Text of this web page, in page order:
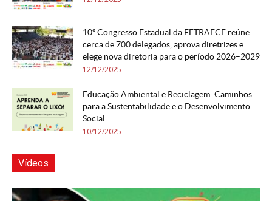
10º Congresso Estadual da FETRAECE reúne
cerca de 700 delegados, aprova diretrizes e
elege nova diretoria para o período 2026–2029
12/12/2025
Educação Ambiental e Reciclagem: Caminhos
para a Sustentabilidade e o Desenvolvimento
Social
10/12/2025
Vídeos